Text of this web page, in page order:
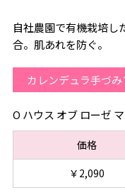
自社農園で有機栽培し
合。肌あれを防ぐ。
カレンデュラ手づ
O ハウス オブ ローゼ
価格
￥2,090